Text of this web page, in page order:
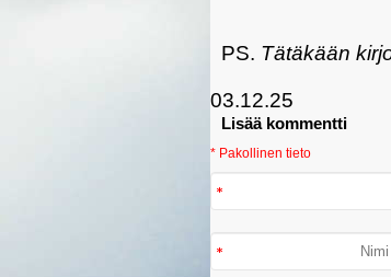
PS. Tätäkään
03.12.25
Lisää kommentti
* Pakollinen tieto